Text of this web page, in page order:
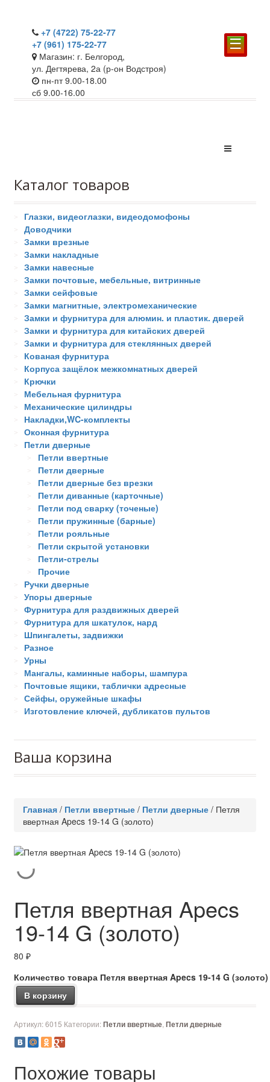
☰
+7 (4722) 75-22-77
+7 (961) 175-22-77
Магазин: г. Белгород,
ул. Дегтярева, 2а (р-он Водстроя)
пн-пт 9.00-18.00
сб 9.00-16.00
Каталог товаров
Глазки, видеоглазки, видеодомофоны
Доводчики
Замки врезные
Замки накладные
Замки навесные
Замки почтовые, мебельные, витринные
Замки сейфовые
Замки магнитные, электромеханические
Замки и фурнитура для алюмин. и пластик. дверей
Замки и фурнитура для китайских дверей
Замки и фурнитура для стеклянных дверей
Кованая фурнитура
Корпуса защёлок межкомнатных дверей
Крючки
Мебельная фурнитура
Механические цилиндры
Накладки,WC-комплекты
Оконная фурнитура
Петли дверные
Петли ввертные
Петли дверные
Петли дверные без врезки
Петли диванные (карточные)
Петли под сварку (точеные)
Петли пружинные (барные)
Петли рояльные
Петли скрытой установки
Петли-стрелы
Прочие
Ручки дверные
Упоры дверные
Фурнитура для раздвижных дверей
Фурнитура для шкатулок, нард
Шпингалеты, задвижки
Разное
Урны
Мангалы, каминные наборы, шампура
Почтовые ящики, таблички адресные
Сейфы, оружейные шкафы
Изготовление ключей, дубликатов пультов
Ваша корзина
Главная / Петли ввертные / Петли дверные / Петля
ввертная Apecs 19-14 G (золото)
Петля ввертная Apecs
19-14 G (золото)
80 ₽
Количество товара Петля ввертная Apecs 19-14 G (золото)
В корзину
Артикул:6015 Категории:Петли ввертные, Петли дверные
Похожие товары